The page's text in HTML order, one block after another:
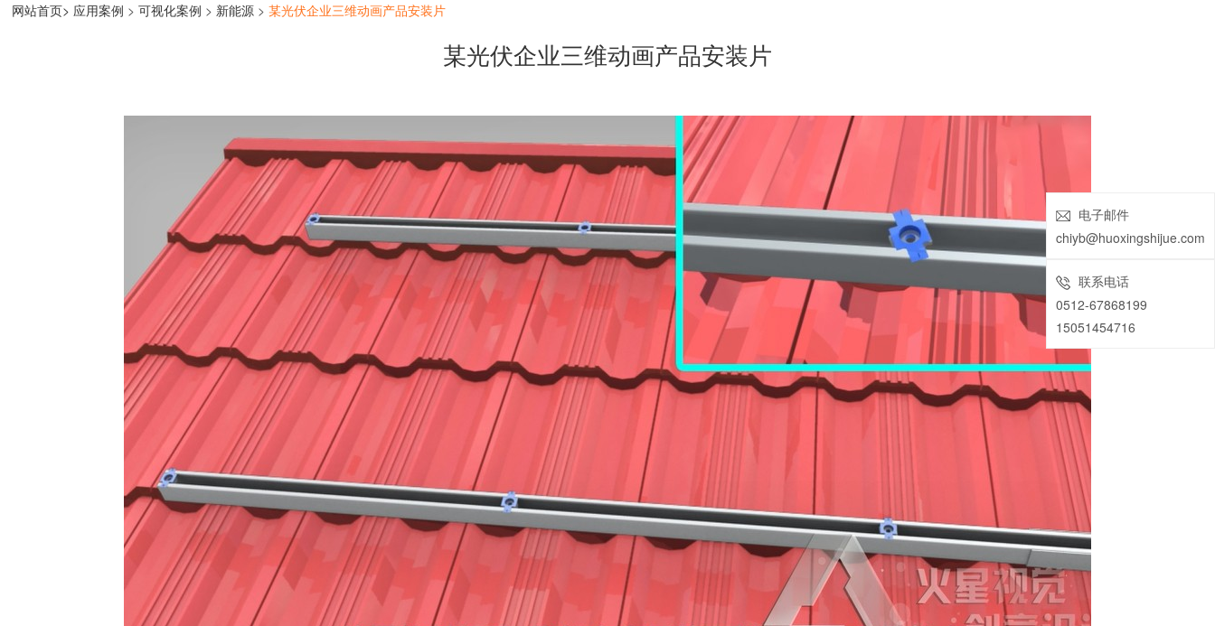
网站首页> 应用案例 > 可视化案例 > 新能源 > 某光伏企业三维动画产品安装片
某光伏企业三维动画产品安装片
电子邮件
chiyb@huoxingshijue.com
联系电话
0512-67868199
15051454716